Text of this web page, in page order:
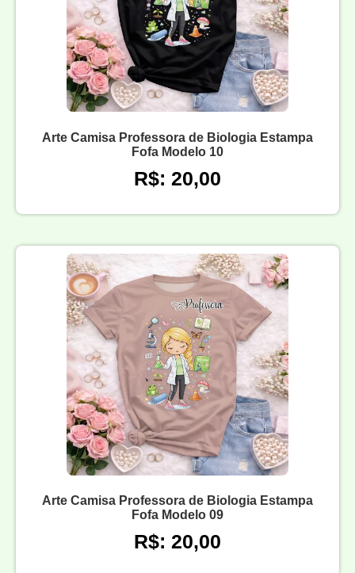
Arte Camisa Professora de Biologia Estampa
Fofa Modelo 10
R$: 20,00
Arte Camisa Professora de Biologia Estampa
Fofa Modelo 09
R$: 20,00